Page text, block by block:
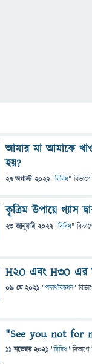
আমার মা আমাকে
হয়?
27 অগাস্ট 2022 "বিবিধ" বিভাগে
কৃত্রিম উপায়ে গ্যাস
23 জানুয়ারি 2022 "বিবিধ"
H2O এবং H3O এর
09 মে 2021 "পদার্থবিজ্ঞান"
"See you not for
11 নভেম্বর 2021 "বিবিধ" বিভাগে